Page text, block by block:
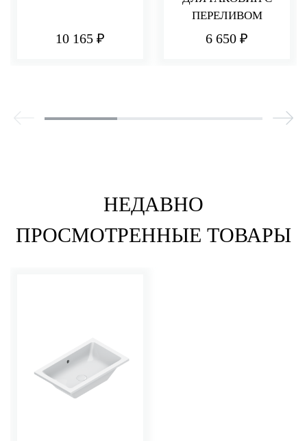
10 165 ₽
ПЕРЕЛИВОМ
6 650 ₽
НЕДАВНО
ПРОСМОТРЕННЫЕ ТОВАРЫ